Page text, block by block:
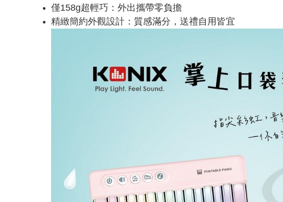
僅158g超輕巧：外出攜帶零負擔
精緻簡約外觀設計：質感滿分，送禮自用皆宜